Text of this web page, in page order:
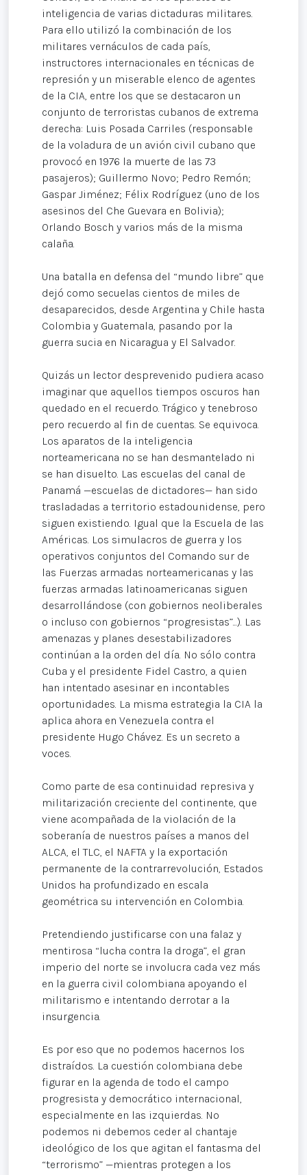
inteligencia de varias dictaduras militares.
Para ello utilizó la combinación de los
militares vernáculos de cada país,
instructores internacionales en técnicas de
represión y un miserable elenco de agentes
de la CIA, entre los que se destacaron un
conjunto de terroristas cubanos de extrema
derecha: Luis Posada Carriles (responsable
de la voladura de un avión civil cubano que
provocó en 1976 la muerte de las 73
pasajeros); Guillermo Novo; Pedro Remón;
Gaspar Jiménez; Félix Rodríguez (uno de los
asesinos del Che Guevara en Bolivia);
Orlando Bosch y varios más de la misma
calaña.
Una batalla en defensa del “mundo libre” que
dejó como secuelas cientos de miles de
desaparecidos, desde Argentina y Chile hasta
Colombia y Guatemala, pasando por la
guerra sucia en Nicaragua y El Salvador.
Quizás un lector desprevenido pudiera acaso
imaginar que aquellos tiempos oscuros han
quedado en el recuerdo. Trágico y tenebroso
pero recuerdo al fin de cuentas. Se equivoca.
Los aparatos de la inteligencia
norteamericana no se han desmantelado ni
se han disuelto. Las escuelas del canal de
Panamá —escuelas de dictadores— han sido
trasladadas a territorio estadounidense, pero
siguen existiendo. Igual que la Escuela de las
Américas. Los simulacros de guerra y los
operativos conjuntos del Comando sur de
las Fuerzas armadas norteamericanas y las
fuerzas armadas latinoamericanas siguen
desarrollándose (con gobiernos neoliberales
o incluso con gobiernos “progresistas”...). Las
amenazas y planes desestabilizadores
continúan a la orden del día. No sólo contra
Cuba y el presidente Fidel Castro, a quien
han intentado asesinar en incontables
oportunidades. La misma estrategia la CIA la
aplica ahora en Venezuela contra el
presidente Hugo Chávez. Es un secreto a
voces.
Como parte de esa continuidad represiva y
militarización creciente del continente, que
viene acompañada de la violación de la
soberanía de nuestros países a manos del
ALCA, el TLC, el NAFTA y la exportación
permanente de la contrarrevolución, Estados
Unidos ha profundizado en escala
geométrica su intervención en Colombia.
Pretendiendo justificarse con una falaz y
mentirosa “lucha contra la droga”, el gran
imperio del norte se involucra cada vez más
en la guerra civil colombiana apoyando el
militarismo e intentando derrotar a la
insurgencia.
Es por eso que no podemos hacernos los
distraídos. La cuestión colombiana debe
figurar en la agenda de todo el campo
progresista y democrático internacional,
especialmente en las izquierdas. No
podemos ni debemos ceder al chantaje
ideológico de los que agitan el fantasma del
“terrorismo” —mientras protegen a los